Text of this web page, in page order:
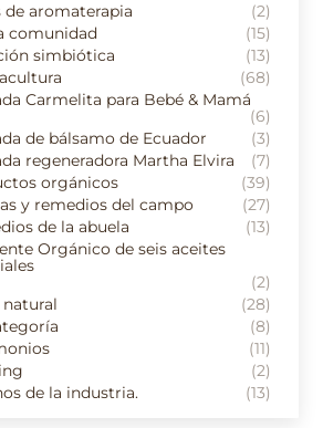
de aromaterapia
(2)
comunidad
(15)
simbiótica
(13)
(68)
Carmelita para Bebé & Mamá
(6)
de bálsamo de Ecuador
(3)
regeneradora Martha Elvira
(7)
orgánicos
(39)
y remedios del campo
(27)
de la abuela
(13)
Orgánico de seis aceites
(2)
natural
(28)
(8)
(11)
(2)
de la industria.
(13)